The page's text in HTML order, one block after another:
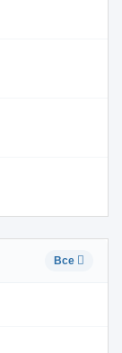
Все